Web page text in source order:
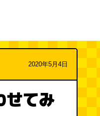
2020年5月4日
せてみ